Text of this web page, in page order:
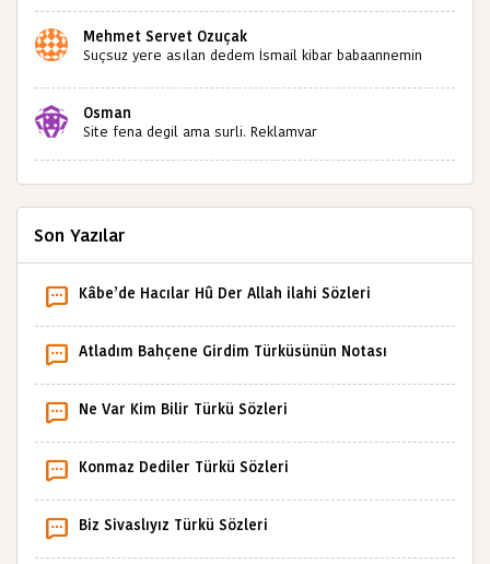
Mehmet Servet Özuçak
Suçsuz yere asılan dedem İsmail kibar babaannemin
Osman
Site fena degil ama surli. Reklamvar
Son Yazılar
Kâbe’de Hacılar Hû Der Allah ilahi Sözleri
Atladım Bahçene Girdim Türküsünün Notası
Ne Var Kim Bilir Türkü Sözleri
Konmaz Dediler Türkü Sözleri
Biz Sivaslıyız Türkü Sözleri